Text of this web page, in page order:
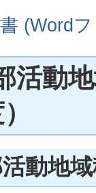
(Word
活動
動地